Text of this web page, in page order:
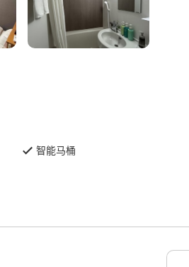
智能马桶